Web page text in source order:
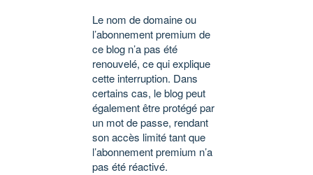
Le nom de domaine ou
l’abonnement premium de
ce blog n’a pas été
renouvelé, ce qui explique
cette interruption. Dans
certains cas, le blog peut
également être protégé par
un mot de passe, rendant
son accès limité tant que
l’abonnement premium n’a
pas été réactivé.